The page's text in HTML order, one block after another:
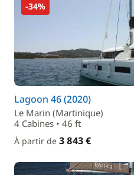
-34%
Lagoon 46 (2020)
Le Marin (Martinique)
4 Cabines • 46 ft
À partir de 3 843 €